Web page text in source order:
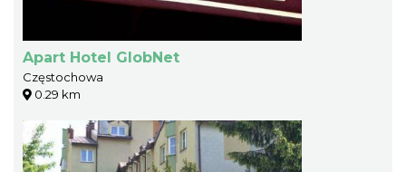
Apart Hotel GlobNet
Częstochowa
0.29 km